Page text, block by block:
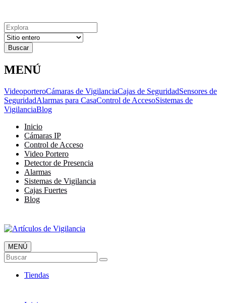
Resultados
para
MENÚ
VideoporteroCámaras de VigilanciaCajas de SeguridadSensores de
SeguridadAlarmas para CasaControl de AccesoSistemas de
VigilanciaBlog
Inicio
Cámaras IP
Control de Acceso
Video Portero
Detector de Presencia
Alarmas
Sistemas de Vigilancia
Cajas Fuertes
Blog
Artículos de Vigilancia
Envió 24/7!!!
MENÚ
Buscar
Tiendas